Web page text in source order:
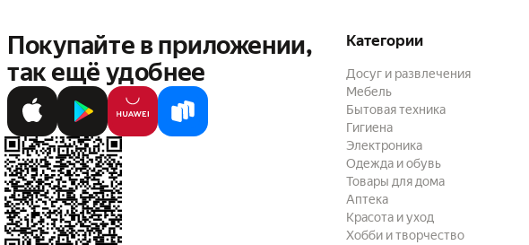
Покупайте в приложении,
так ещё удобнее
Категории
Досуг и развлечения
Мебель
Бытовая техника
Гигиена
Электроника
Одежда и обувь
Товары для дома
Аптека
Красота и уход
Хобби и творчество